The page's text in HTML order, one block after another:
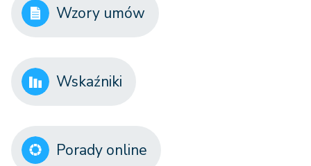
Wzory umów
Wskaźniki
Porady online